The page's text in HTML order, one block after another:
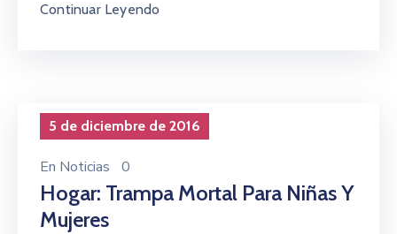
Continuar Leyendo
5 de diciembre de 2016
En Noticias 0
Hogar: Trampa Mortal Para Niñas Y
Mujeres